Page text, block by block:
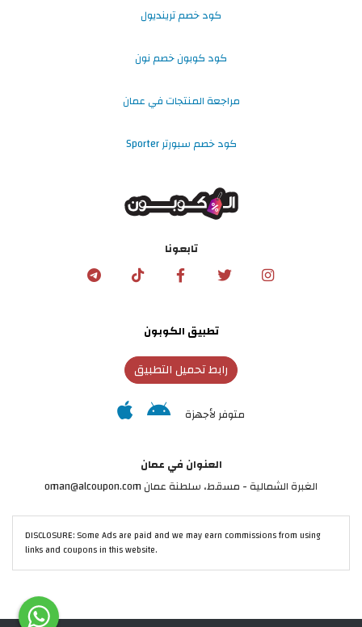
كود خصم ترينديول
كود كوبون خصم نون
مراجعة المنتجات في عمان
كود خصم سبورتر Sporter
تابعونا
تطبيق الكوبون
رابط تحميل التطبيق
متوفر لأجهزة
العنوان في عمان
الغبرة الشمالية - مسقط، سلطنة عمان oman@alcoupon.com
DISCLOSURE: Some Ads are paid and we may earn commissions from using
links and coupons in this website.